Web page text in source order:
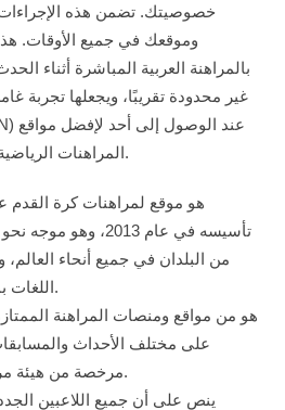
خصوصيتك. تضمن هذه
وموقعك في جميع الأوقات.
بالمراهنة العربية المباشرة أثناء
غير محدودة تقريبًا، ويجعلها تجربة
المراهنات الرياضية على الإنترنت الموصى بها.
تأسيسه في عام 2013،
من البلدان في جميع أنحاء العالم،
اللغات بما في ذلك اللغة العربية.
على مختلف الأحداث
مرخصة من هيئة مراقبة المقامرة كوراساو.
ينص على أن جميع اللاعبين